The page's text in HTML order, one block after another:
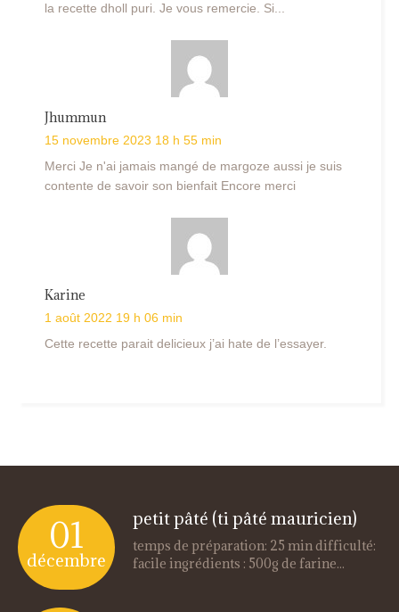
la recette dholl puri. Je vous remercie. Si...
Jhummun
15 novembre 2023 18 h 55 min
Merci Je n'ai jamais mangé de margoze aussi je suis
contente de savoir son bienfait Encore merci
Karine
1 août 2022 19 h 06 min
Cette recette parait delicieux j’ai hate de l’essayer.
01
décembre
petit pâté (ti pâté mauricien)
temps de préparation: 25 min difficulté:
facile ingrédients : 500g de farine...